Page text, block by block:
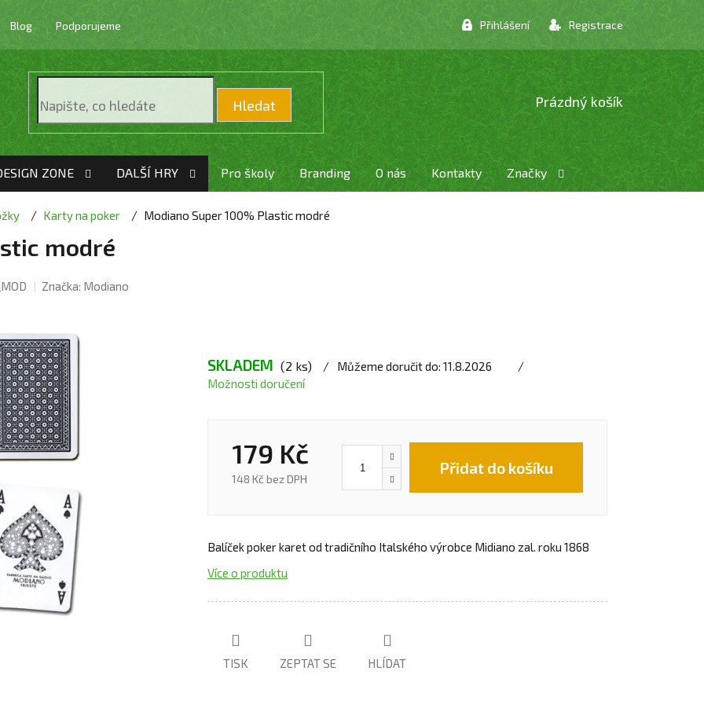
Blog Podporujeme Přihlášení Registrace
Hledat
NÁKUPNÍ
KOŠÍK
Prázdný košík
ZONE DALŠÍ HRY Pro školy Branding O nás Kontakty Značky
Karty na poker Modiano Super 100% Plastic modré
modré
Značka: Modiano
SKLADEM (2 ks) Můžeme doručit do: 11.8.2026
Možnosti doručení
179 Kč
148 Kč bez DPH
Přidat do košíku
Balíček poker karet od tradičního Italského výrobce Midiano zal. roku 1868
Více o produktu
TISK ZEPTAT SE HLÍDAT